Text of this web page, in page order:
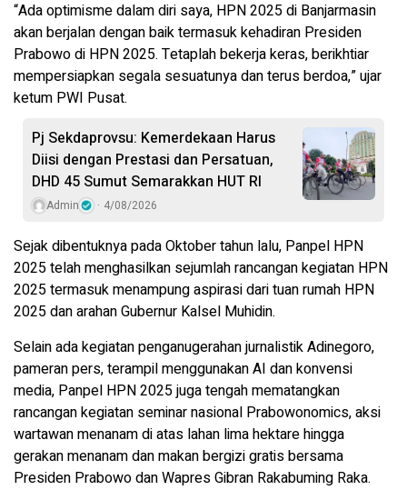
“Ada optimisme dalam diri saya, HPN 2025 di Banjarmasin
akan berjalan dengan baik termasuk kehadiran Presiden
Prabowo di HPN 2025. Tetaplah bekerja keras, berikhtiar
mempersiapkan segala sesuatunya dan terus berdoa,” ujar
ketum PWI Pusat.
Pj Sekdaprovsu: Kemerdekaan Harus
Diisi dengan Prestasi dan Persatuan,
DHD 45 Sumut Semarakkan HUT RI
Admin 4/08/2026
Sejak dibentuknya pada Oktober tahun lalu, Panpel HPN
2025 telah menghasilkan sejumlah rancangan kegiatan HPN
2025 termasuk menampung aspirasi dari tuan rumah HPN
2025 dan arahan Gubernur Kalsel Muhidin.
Selain ada kegiatan penganugerahan jurnalistik Adinegoro,
pameran pers, terampil menggunakan AI dan konvensi
media, Panpel HPN 2025 juga tengah mematangkan
rancangan kegiatan seminar nasional Prabowonomics, aksi
wartawan menanam di atas lahan lima hektare hingga
gerakan menanam dan makan bergizi gratis bersama
Presiden Prabowo dan Wapres Gibran Rakabuming Raka.